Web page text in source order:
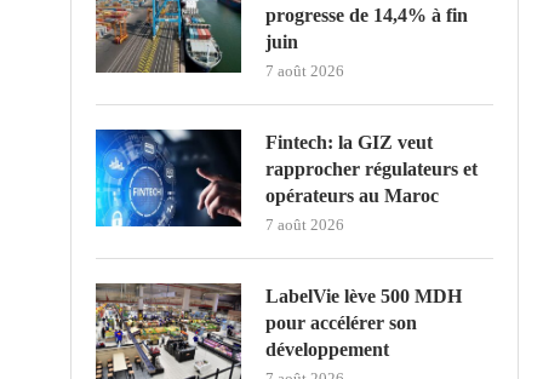
progresse de 14,4% à fin
juin
7 août 2026
Fintech: la GIZ veut
rapprocher régulateurs et
opérateurs au Maroc
7 août 2026
LabelVie lève 500 MDH
pour accélérer son
développement